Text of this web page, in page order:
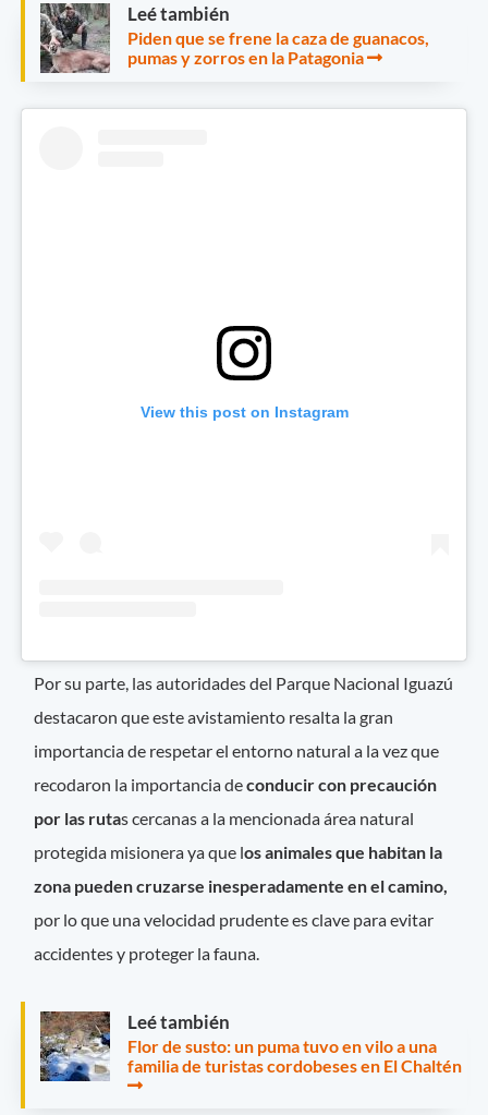
Leé también
Piden que se frene la caza de guanacos,
pumas y zorros en la Patagonia
View this post on Instagram
Por su parte, las autoridades del Parque Nacional Iguazú
destacaron que este avistamiento resalta la gran
importancia de respetar el entorno natural a la vez que
recodaron la importancia deconducir con precaución
por las rutas cercanas a la mencionada área natural
protegida misionera ya que los animales que habitan la
zona pueden cruzarse inesperadamente en el camino,
por lo que una velocidad prudente es clave para evitar
accidentes y proteger la fauna.
Leé también
Flor de susto: un puma tuvo en vilo a una
familia de turistas cordobeses en El Chaltén